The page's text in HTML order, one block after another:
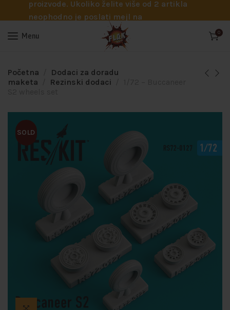
proizvode. Ukoliko želite više od 2 artikla
neophodno je poslati mejl na
info@flakhobby.com sa preciznim šiframa
proizvoda. Svakako nas možete pozvati
potrebna pomoć oko odabira.
Menu 0
Početna
Dodaci za doradu
maketa
Rezinski dodaci
SOLD